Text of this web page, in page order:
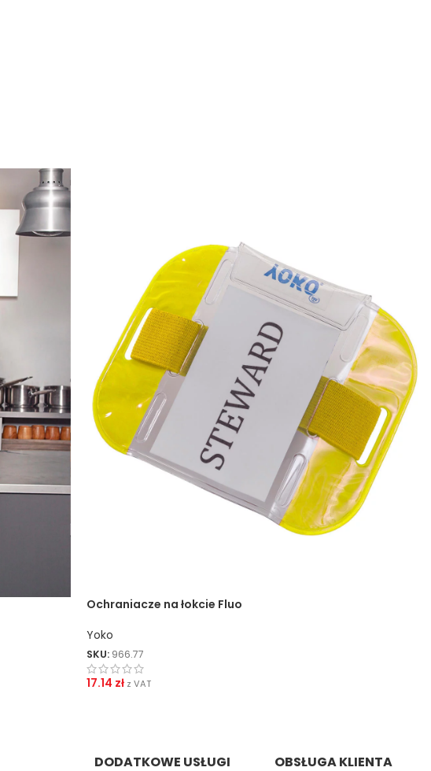
Ochraniacze na łokcie Fluo
Yoko
SKU: 966.77
17.14 zł z VAT
DODATKOWE USŁUGI OBSŁUGA KLIENTA